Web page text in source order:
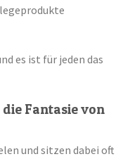
es ist für jeden das
Fantasie von
und sitzen dabei oft